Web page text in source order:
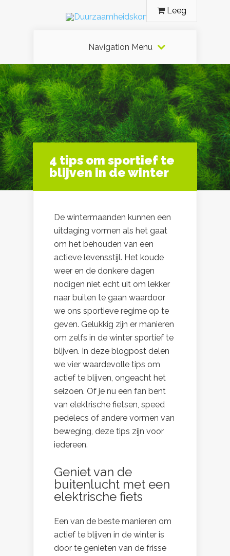
Leeg
Navigation Menu
4 tips om sportief te
blijven in de winter
De wintermaanden kunnen een
uitdaging vormen als het gaat
om het behouden van een
actieve levensstijl. Het koude
weer en de donkere dagen
nodigen niet echt uit om lekker
naar buiten te gaan waardoor
we ons sportieve regime op te
geven. Gelukkig zijn er manieren
om zelfs in de winter sportief te
blijven. In deze blogpost delen
we vier waardevolle tips om
actief te blijven, ongeacht het
seizoen. Of je nu een fan bent
van elektrische fietsen, speed
pedelecs of andere vormen van
beweging, deze tips zijn voor
iedereen.
Geniet van de
buitenlucht met een
elektrische fiets
Een van de beste manieren om
actief te blijven in de winter is
door te genieten van de frisse